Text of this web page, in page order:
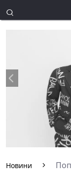
Новини Поп